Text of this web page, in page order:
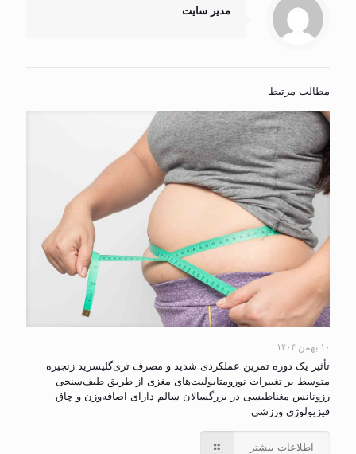
مدیر سایت
مطالب مرتبط
۱۰ بهمن ۱۴۰۴
تأثیر یک دوره تمرین عملکردی شدید و مصرف تری‌گلیسرید زنجیره
متوسط بر تغییرات نورومتابولیت‌های مغزی از طریق طیف‌سنجی
رزونانس مغناطیسی در بزرگسالان سالم دارای اضافه‌وزن و چاق-
فیزیولوژی ورزشی
اطلاعات بیشتر